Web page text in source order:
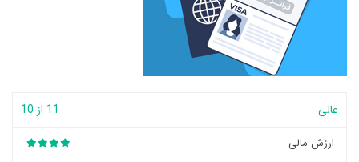
عالی 11 از 10
ارزش مالی